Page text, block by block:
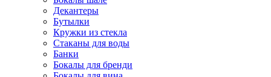
Декантеры
Бутылки
Кружки из стекла
Стаканы для воды
Банки
Бокалы для бренди